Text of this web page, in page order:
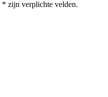
* zijn verplichte velden.